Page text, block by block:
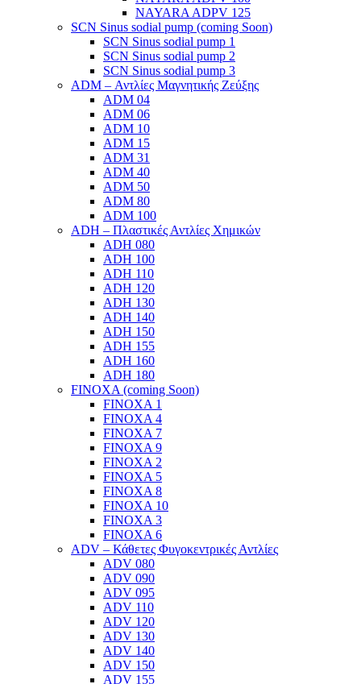
NAYARA ADPV 125
SCN Sinus sodial pump (coming Soon)
SCN Sinus sodial pump 1
SCN Sinus sodial pump 2
SCN Sinus sodial pump 3
ADM – Αντλίες Μαγνητικής Ζεύξης
ADM 04
ADM 06
ADM 10
ADM 15
ADM 31
ADM 40
ADM 50
ADM 80
ADM 100
ADH – Πλαστικές Αντλίες Χημικών
ADH 080
ADH 100
ADH 110
ADH 120
ADH 130
ADH 140
ADH 150
ADH 155
ADH 160
ADH 180
FINOXA (coming Soon)
FINOXA 1
FINOXA 4
FINOXA 7
FINOXA 9
FINOXA 2
FINOXA 5
FINOXA 8
FINOXA 10
FINOXA 3
FINOXA 6
ADV – Κάθετες Φυγοκεντρικές Αντλίες
ADV 080
ADV 090
ADV 095
ADV 110
ADV 120
ADV 130
ADV 140
ADV 150
ADV 155